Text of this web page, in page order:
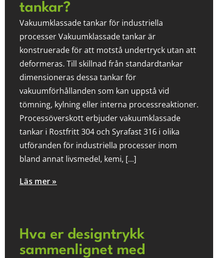
tankar?
Vakuumklassade tankar för industriella
processer Vakuumklassade tankar är
konstruerade för att motstå undertryck utan att
deformeras. Till skillnad från standardtankar
dimensioneras dessa tankar för
vakuumförhållanden som kan uppstå vid
tömning, kylning eller interna processreaktioner.
Processöverskott erbjuder vakuumklassade
tankar i Rostfritt 304 och Syrafast 316 i olika
utföranden för industriella processer inom
bland annat livsmedel, kemi, […]
Läs mer »
Hva er designtrykk
sammenlignet med